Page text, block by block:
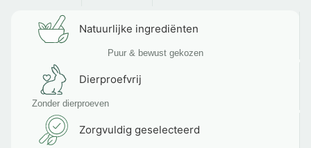
Natuurlijke ingrediënten
Puur & bewust gekozen
Dierproefvrij
Zonder dierproeven
Zorgvuldig geselecteerd